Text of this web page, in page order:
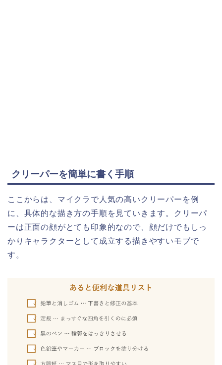
クリーパーを簡単に書く手順
ここからは、マイクラで人気の高いクリーパーを例
に、具体的な描き方の手順を見ていきます。クリーパ
ーは正面の顔がとても印象的なので、顔だけでもしっ
かりキャラクターとして成立する描きやすいモブで
す。